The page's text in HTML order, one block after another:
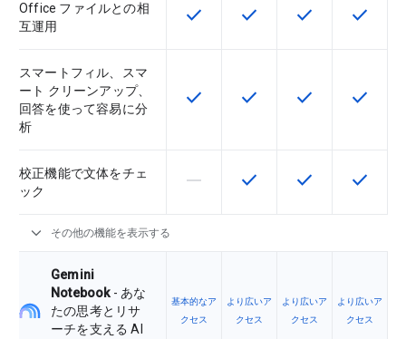
Office ファイルとの相
互運用
この機能は該当の SKU で利用で
check この機能は該当の SKU
check この機能は該当
check この機
check
スマートフィル、スマ
ート クリーンアップ、
回答を使って容易に分
析
この機能は該当の SKU で利用で
check この機能は該当の SKU
check この機能は該当
check この機
check
校正機能で文体をチェ
ック
この機能は該当の SKU でサポー
horizontal_rule この機能は該当の SKU
check この機能は該当
check この機
check
expand_more その他の機能を表示する
Gemini
Notebook- あな
たの思考とリサ
ーチを支える AI
基本的なア
クセス
より広いア
クセス
より広いア
クセス
より広いア
クセス